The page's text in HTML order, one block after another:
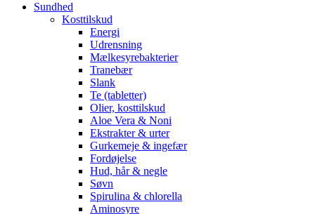
Sundhed
Kosttilskud
Energi
Udrensning
Mælkesyrebakterier
Tranebær
Slank
Te (tabletter)
Olier, kosttilskud
Aloe Vera & Noni
Ekstrakter & urter
Gurkemeje & ingefær
Fordøjelse
Hud, hår & negle
Søvn
Spirulina & chlorella
Aminosyre